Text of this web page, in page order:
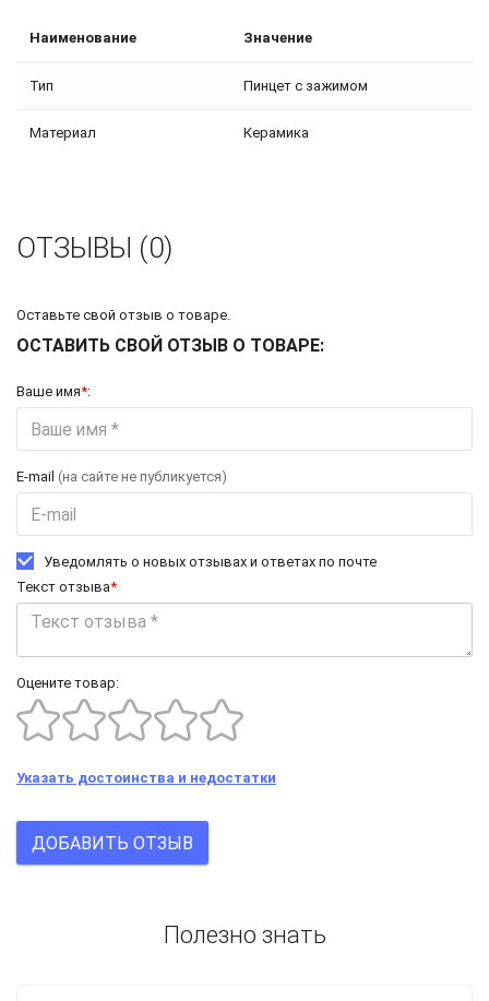
Наименование Значение
Тип Пинцет с зажимом
Материал Керамика
ОТЗЫВЫ (0)
Оставьте свой отзыв о товаре.
ОСТАВИТЬ СВОЙ ОТЗЫВ О ТОВАРЕ:
Ваше имя*:
E-mail (на сайте не публикуется)
Уведомлять о новых отзывах и ответах по почте
Текст отзыва*
Оцените товар:
Указать достоинства и недостатки
ДОБАВИТЬ ОТЗЫВ
Полезно знать